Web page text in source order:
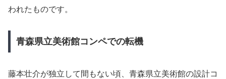
われたものです。
青森県立美術館コンペでの転機
藤本壮介が独立して間もない頃、青森県立美術館の設計コ